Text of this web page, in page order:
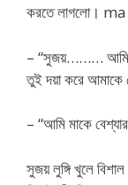
করতে লাগলো।
– “সুজয়……… আমি
তুই দয়া করে আমাকে
– “আমি মাকে
সুজয় লুঙ্গি খুলে বিশাল